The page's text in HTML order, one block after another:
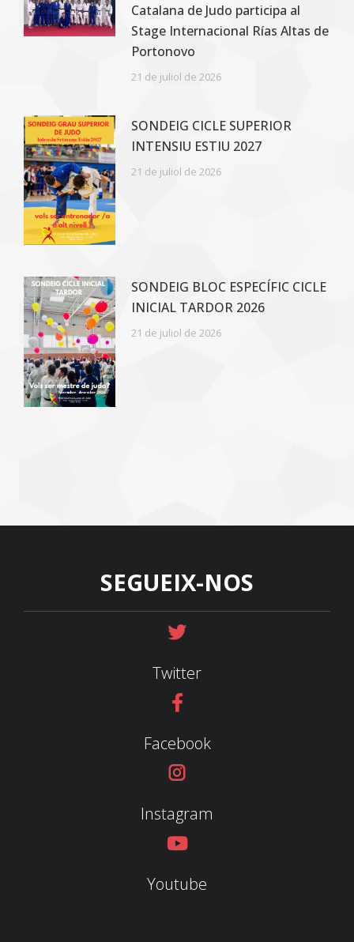
Catalana de Judo participa al
Stage Internacional Rías Altas de
Portonovo
21 de juliol de 2026
SONDEIG CICLE SUPERIOR
INTENSIU ESTIU 2027
21 de juliol de 2026
SONDEIG BLOC ESPECÍFIC CICLE
INICIAL TARDOR 2026
21 de juliol de 2026
SEGUEIX-NOS
Twitter
Facebook
Instagram
Youtube